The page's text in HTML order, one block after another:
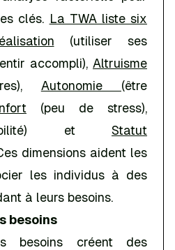
clés. La TWA liste six
(utiliser ses
accompli), Altruisme
Autonomie (être
(peu de stress),
et Statut
dimensions aident les
les individus à des
à leurs besoins.
besoins
besoins créent des